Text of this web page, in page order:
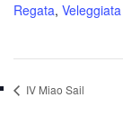
Regata, Veleggiata
IV Miao Sail